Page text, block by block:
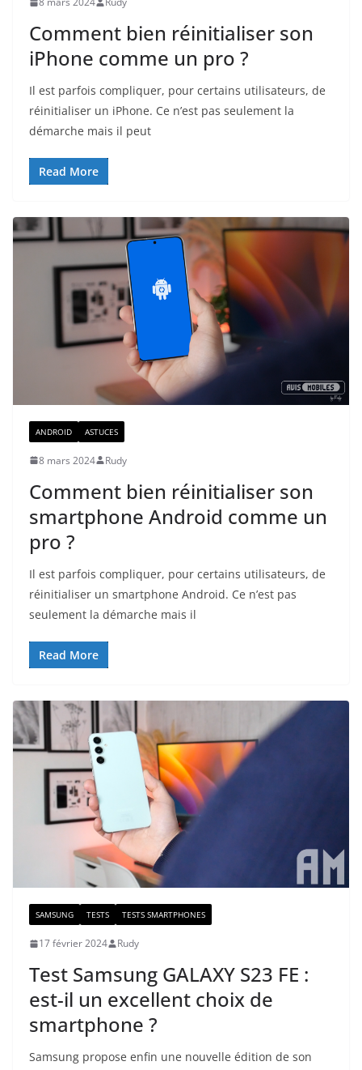
Comment bien réinitialiser son
iPhone comme un pro ?
Il est parfois compliquer, pour certains utilisateurs, de
réinitialiser un iPhone. Ce n’est pas seulement la
démarche mais il peut
Read More
ANDROID ASTUCES
8 mars 2024 Rudy
Comment bien réinitialiser son
smartphone Android comme un
pro ?
Il est parfois compliquer, pour certains utilisateurs, de
réinitialiser un smartphone Android. Ce n’est pas
seulement la démarche mais il
Read More
SAMSUNG TESTS TESTS SMARTPHONES
17 février 2024 Rudy
Test Samsung GALAXY S23 FE :
est-il un excellent choix de
smartphone ?
Samsung propose enfin une nouvelle édition de son